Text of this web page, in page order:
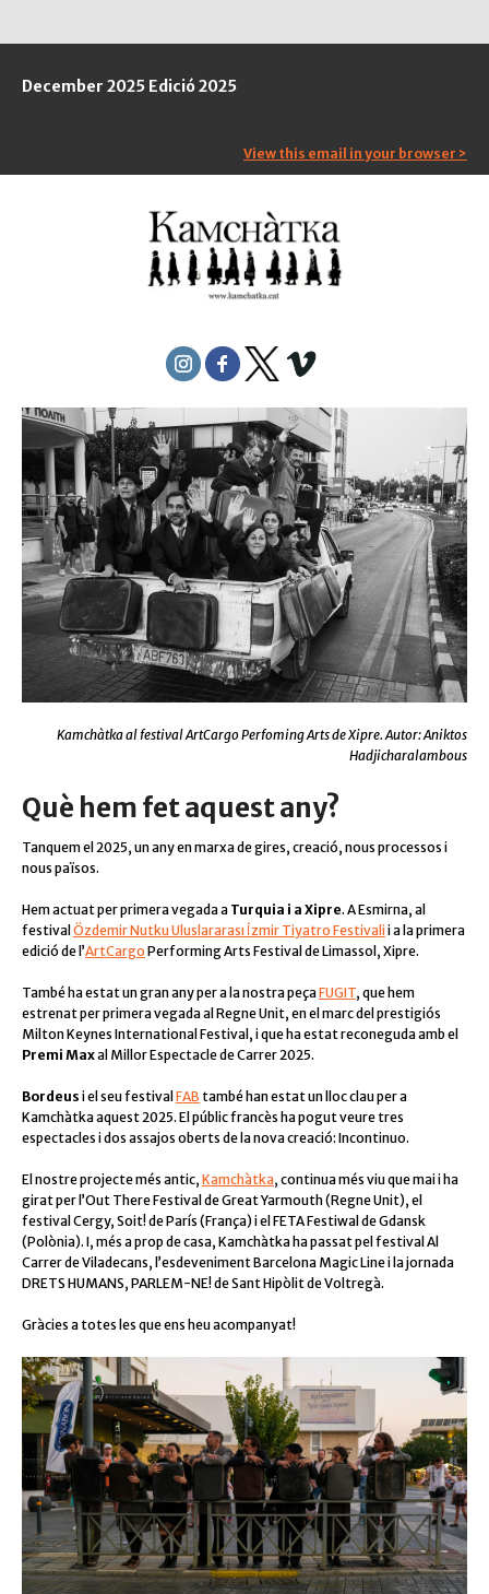
December 2025 Edició 2025
View this email in your browser >
Kamchàtka al festival ArtCargo Perfoming Arts de Xipre. Autor: Aniktos
Hadjicharalambous
Què hem fet aquest any?
Tanquem el 2025, un any en marxa de gires, creació, nous processos i
nous països.
Hem actuat per primera vegada a Turquia i a Xipre. A Esmirna, al
festival Özdemir Nutku Uluslararası İzmir Tiyatro Festivalii a la primera
edició de l’ArtCargo Performing Arts Festival de Limassol, Xipre.
També ha estat un gran any per a la nostra peçaFUGIT, que hem
estrenat per primera vegada al Regne Unit, en el marc del prestigiós
Milton Keynes International Festival , i que ha estat reconeguda amb el
Premi Maxal Millor Espectacle de Carrer 2025.
Bordeus i el seu festival FAB també han estat un lloc clau per a
Kamchàtka aquest 2025. El públic francès ha pogut veure tres
espectacles i dos assajos oberts de la nova creació: Incontinuo.
El nostre projecte més antic, Kamchàtka, continua més viu que mai i ha
girat per l’Out There Festiva l de Great Yarmouth (Regne Unit), el
festival Cergy, Soit!de París (França) i el FETA Festiwal de Gdansk
(Polònia). I, més a prop de casa, Kamchàtka ha passat pel festival Al
Carrer de Viladecans, l’esdeveniment Barcelona Magic Line i la jornada
DRETS HUMANS, PARLEM-NE!de Sant Hipòlit de Voltregà.
Gràcies a totes les que ens heu acompanyat!